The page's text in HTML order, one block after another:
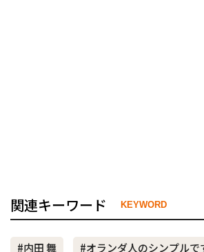
関連キーワード KEYWORD
#内田 舞 #オランダ人のシンプルで